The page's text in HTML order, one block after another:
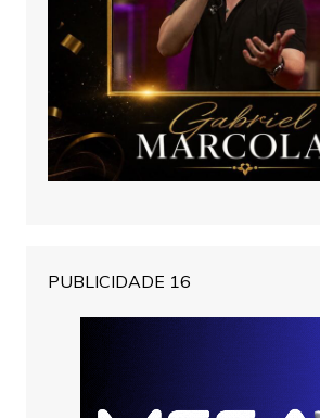
PUBLICIDADE 16